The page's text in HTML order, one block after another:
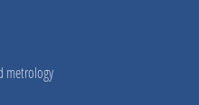
metrology